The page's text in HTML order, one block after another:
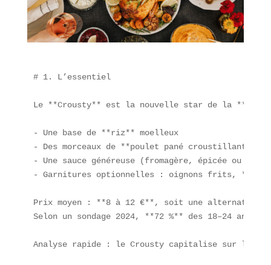
# 1. L’essentiel
Le **Crousty** est la nouvelle star de la
- Une base de **riz** moelleux
- Des morceaux de **poulet pané croustillant**
- Une sauce généreuse (fromagère, épicée ou
- Garnitures optionnelles : oignons frits,
Prix moyen : **8 à 12 €**, soit une alternative
Selon un sondage 2024, **72 %** des 18–24 ans
Analyse rapide : le Crousty capitalise sur la